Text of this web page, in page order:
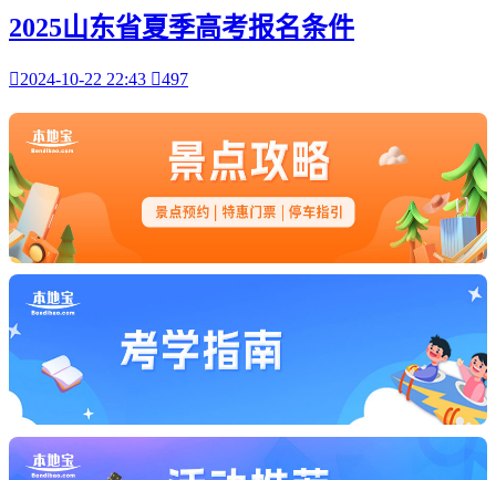
2025山东省夏季高考报名条件
2024-10-22 22:43 497